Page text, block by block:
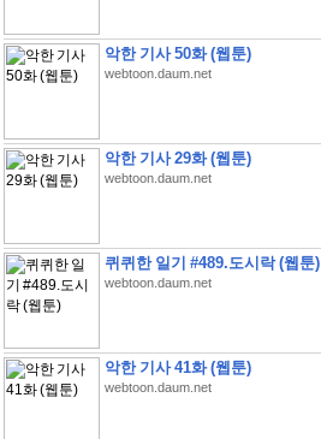
악한 기사 50화 (웹툰)
webtoon.daum.net
악한 기사 29화 (웹툰)
webtoon.daum.net
퀴퀴한 일기 #489.도시락 (웹툰)
webtoon.daum.net
악한 기사 41화 (웹툰)
webtoon.daum.net